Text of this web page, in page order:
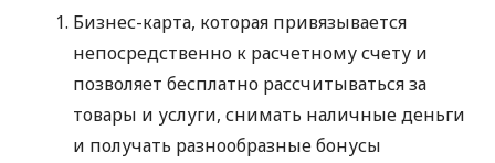
Бизнес-карта, которая привязывается
непосредственно к расчетному счету и
позволяет бесплатно рассчитываться за
товары и услуги, снимать наличные деньги
и получать разнообразные бонусы